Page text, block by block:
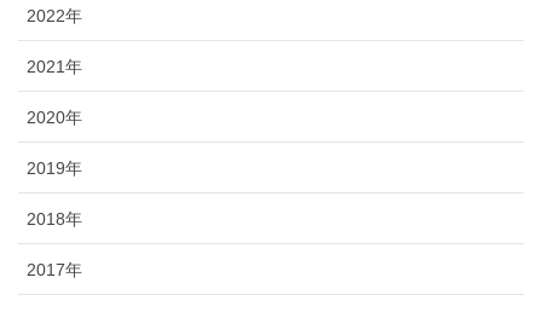
2022年
2021年
2020年
2019年
2018年
2017年